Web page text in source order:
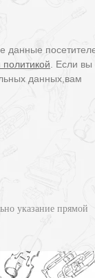
данные
. Если
данных,вам
указание прямой